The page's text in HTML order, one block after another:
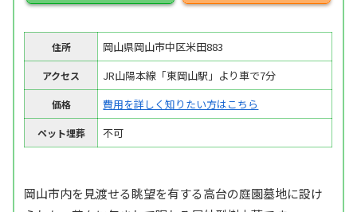
住所 岡山県岡山市中区米田883
アクセス JR山陽本線「東岡山駅」より車で7分
価格 費用を詳しく知りたい方はこちら
ペット埋葬 不可
岡山市内を見渡せる眺望を有する高台の庭園墓地に設け